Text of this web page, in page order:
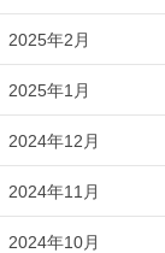
2025年2月
2025年1月
2024年12月
2024年11月
2024年10月